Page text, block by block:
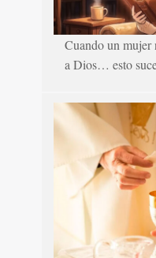
Cuando un mujer
a Dios… esto